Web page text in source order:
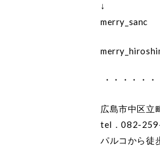
↓
merry_sanc
・・・・・
広島市中区立
tel．082-
パルコから徒